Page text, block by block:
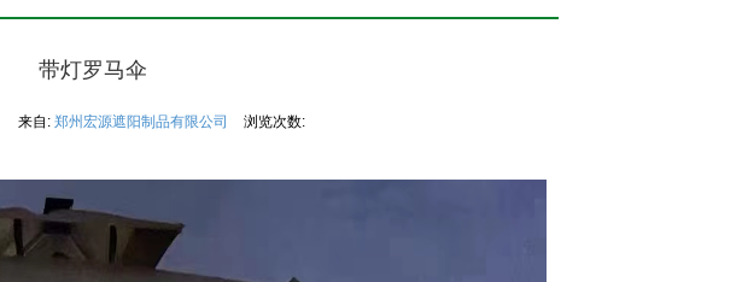
带灯罗马伞
来自: 郑州宏源遮阳制品有限公司 浏览次数: